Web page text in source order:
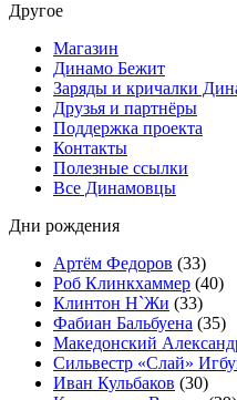
Другое
Магазин
Динамо Бежит
Заряды и кричалки
Друзья и партнёры
Поддержка проекта
Контакты
Полезные ссылки
Все Динамовцы
Дни рождения
Артём Федоров (33)
Роб Клинкхаммер (40)
Клинтон Н`Жи (33)
Фабиан Бальбуена (35)
Македонский
Сильвестр «Слай»
Иван Кульбаков (30)